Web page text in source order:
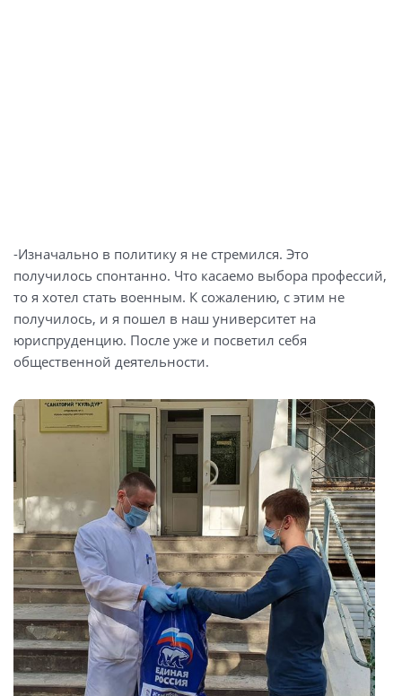
-Изначально в политику я не стремился. Это
получилось спонтанно. Что касаемо выбора профессий,
то я хотел стать военным. К сожалению, с этим не
получилось, и я пошел в наш университет на
юриспруденцию. После уже и посветил себя
общественной деятельности.